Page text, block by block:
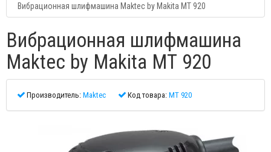
Вибрационная шлифмашина Maktec by Makita МТ 920
Вибрационная шлифмашина
Maktec by Makita МТ 920
Производитель: Maktec Код товара: MT 920